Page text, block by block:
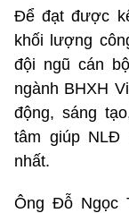
Để đạt được
khối lượng
đội ngũ cán
ngành BHXH
động, sáng
tâm giúp NLĐ
nhất.
Ông Đỗ Ngọc